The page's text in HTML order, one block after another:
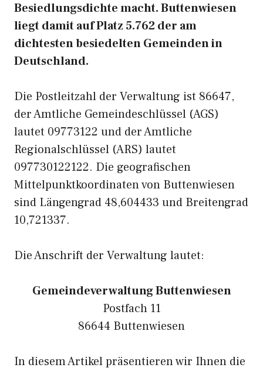
Besiedlungsdichte macht. Buttenwiesen
liegt damit auf Platz 5.762 der am
dichtesten besiedelten Gemeinden in
Deutschland.
Die Postleitzahl der Verwaltung ist 86647,
der Amtliche Gemeindeschlüssel (AGS)
lautet 09773122 und der Amtliche
Regionalschlüssel (ARS) lautet
097730122122. Die geografischen
Mittelpunktkoordinaten von Buttenwiesen
sind Längengrad 48,604433 und Breitengrad
10,721337.
Die Anschrift der Verwaltung lautet:
Gemeindeverwaltung Buttenwiesen
Postfach 11
86644 Buttenwiesen
In diesem Artikel präsentieren wir Ihnen die